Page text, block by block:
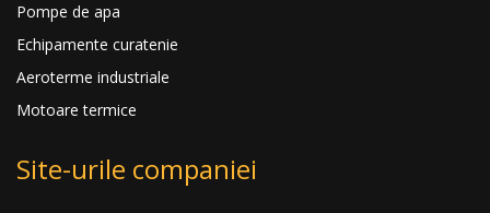
Pompe de apa
Echipamente curatenie
Aeroterme industriale
Motoare termice
Site-urile companiei